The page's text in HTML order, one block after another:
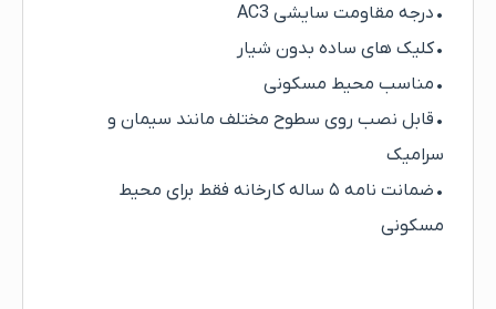
• درجه مقاومت سایشی AC3
• کلیک های ساده بدون شیار
• مناسب محیط مسکونی
• قابل نصب روی سطوح مختلف مانند سیمان و
سرامیک
• ضمانت نامه ۵ ساله کارخانه فقط برای محیط
مسکونی